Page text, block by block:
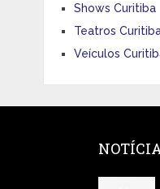
Shows Curitiba
Teatros
Veículos